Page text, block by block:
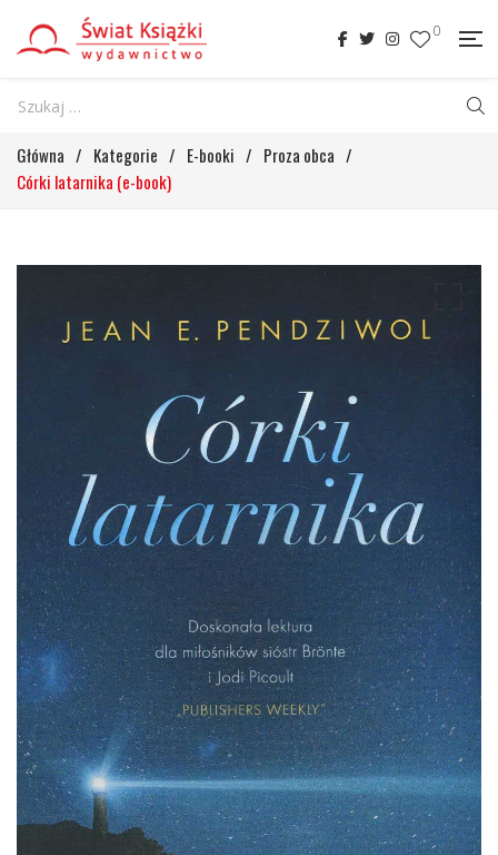
0
Główna / Kategorie / E-booki / Proza obca /
Córki latarnika (e-book)